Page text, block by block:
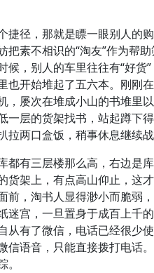
捷径，那就是瞟一眼别人的
把素不相识的“淘友”作为帮
候，别人的车里往往有“好货
也开始堆起了五六本。刚刚
，屡次在堆成小山的书堆里
一层的货架找书，站起蹲下
拉两口盒饭，稍事休息继续战
都有三层楼那么高，右边是
货架上，有点高山仰止，这
，淘书人显得渺小而脆弱
迷宫，一旦置身于成百上千
从有了微信，电话已经很少
信语音，只能直接拨打电话